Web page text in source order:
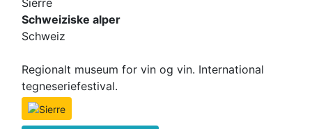
Sierre
Schweiziske alper
Schweiz
Regionalt museum for vin og vin. International
tegneseriefestival.